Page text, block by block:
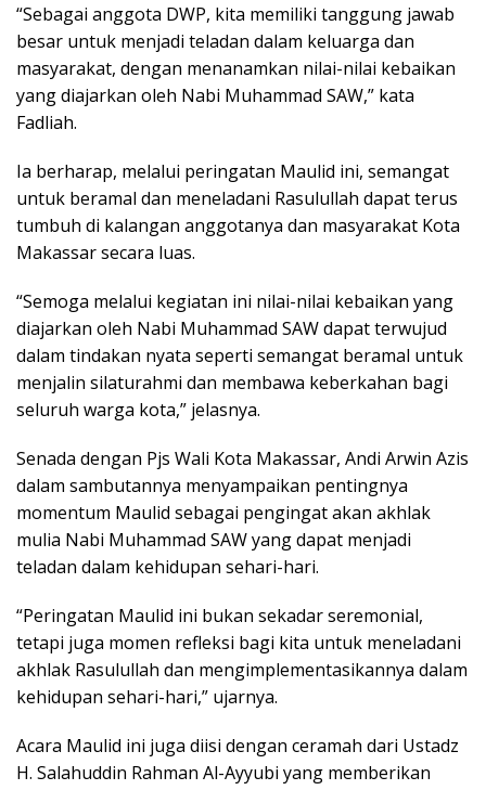
“Sebagai anggota DWP, kita memiliki tanggung jawab
besar untuk menjadi teladan dalam keluarga dan
masyarakat, dengan menanamkan nilai-nilai kebaikan
yang diajarkan oleh Nabi Muhammad SAW,” kata
Fadliah.
Ia berharap, melalui peringatan Maulid ini, semangat
untuk beramal dan meneladani Rasulullah dapat terus
tumbuh di kalangan anggotanya dan masyarakat Kota
Makassar secara luas.
“Semoga melalui kegiatan ini nilai-nilai kebaikan yang
diajarkan oleh Nabi Muhammad SAW dapat terwujud
dalam tindakan nyata seperti semangat beramal untuk
menjalin silaturahmi dan membawa keberkahan bagi
seluruh warga kota,” jelasnya.
Senada dengan Pjs Wali Kota Makassar, Andi Arwin Azis
dalam sambutannya menyampaikan pentingnya
momentum Maulid sebagai pengingat akan akhlak
mulia Nabi Muhammad SAW yang dapat menjadi
teladan dalam kehidupan sehari-hari.
“Peringatan Maulid ini bukan sekadar seremonial,
tetapi juga momen refleksi bagi kita untuk meneladani
akhlak Rasulullah dan mengimplementasikannya dalam
kehidupan sehari-hari,” ujarnya.
Acara Maulid ini juga diisi dengan ceramah dari Ustadz
H. Salahuddin Rahman Al-Ayyubi yang memberikan